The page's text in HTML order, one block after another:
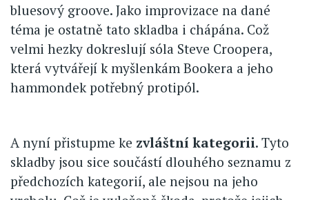
bluesový groove. Jako improvizace na dané
téma je ostatně tato skladba i chápána. Což
velmi hezky dokreslují sóla Steve Croopera,
která vytvářejí k myšlenkám Bookera a jeho
hammondek potřebný protipól.
A nyní přistupme ke zvláštní kategorii. Tyto
skladby jsou sice součástí dlouhého seznamu z
předchozích kategorií, ale nejsou na jeho